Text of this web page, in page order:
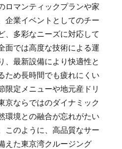
ロマンティックプランや家
企業イベントとしてのチー
、多彩なニーズに対応して
面では高度な技術による運
、最新設備により快適性と
ため長時間でも疲れにくい
限定メニューや地元産ドリ
京ならではのダイナミック
環境との融合が忘れがたい
このように、高品質なサー
えた東京湾クルージング